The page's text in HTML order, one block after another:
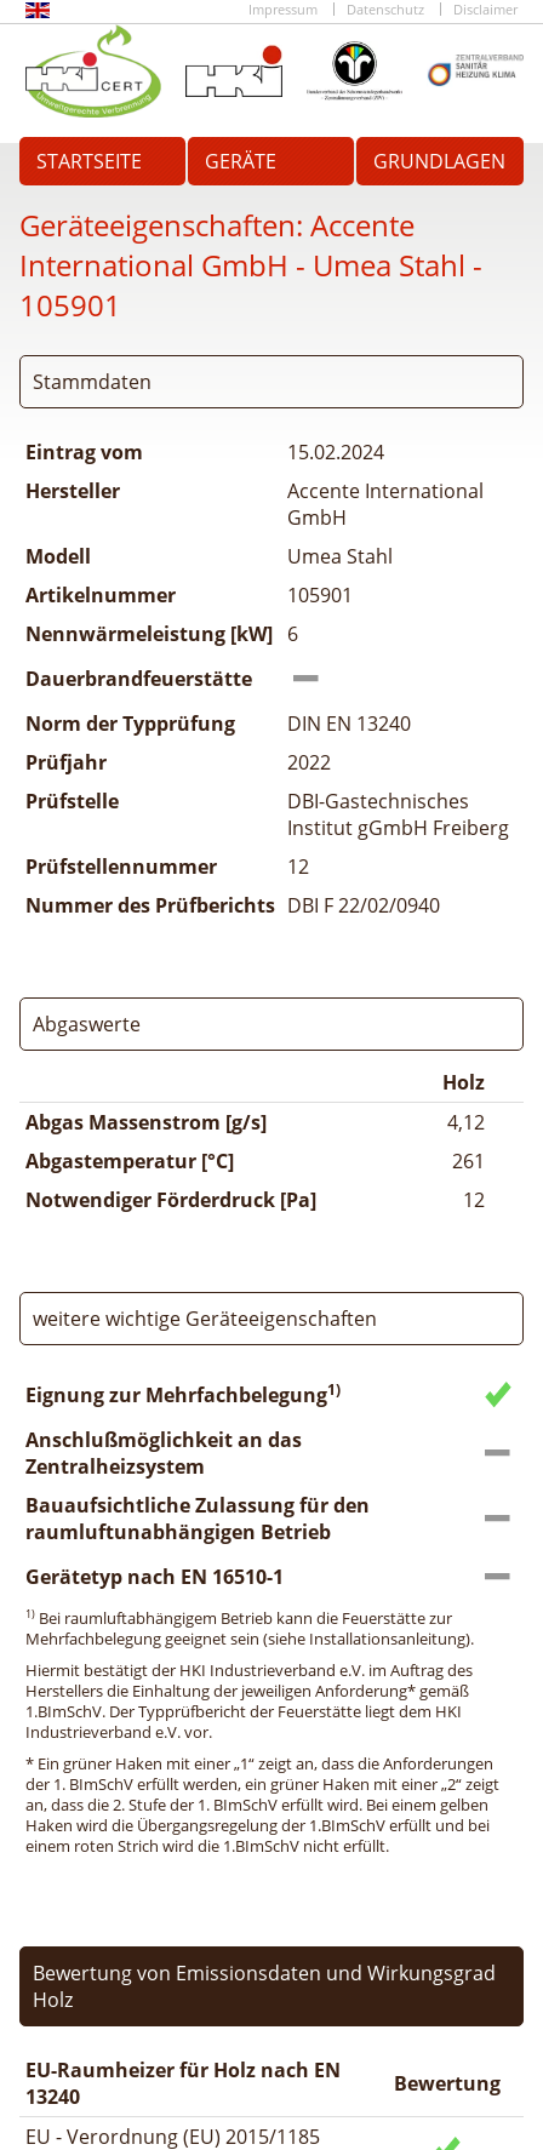
Impressum Datenschutz Disclaimer
STARTSEITE GERÄTE GRUNDLAGEN
Geräteeigenschaften: Accente
International GmbH - Umea Stahl -
105901
Stammdaten
Eintrag vom
15.02.2024
Hersteller
Accente International
GmbH
Modell
Umea Stahl
Artikelnummer
105901
Nennwärmeleistung [kW] 6
Dauerbrandfeuerstätte
Norm der Typprüfung
DIN EN 13240
Prüfjahr
2022
Prüfstelle
DBI-Gastechnisches
Institut gGmbH Freiberg
Prüfstellennummer
12
Nummer des Prüfberichts DBI F 22/02/0940
Abgaswerte
Holz
Abgas Massenstrom [g/s]
4,12
Abgastemperatur [°C]
261
Notwendiger Förderdruck [Pa]
12
weitere wichtige Geräteeigenschaften
Eignung zur Mehrfachbelegung1)
Anschlußmöglichkeit an das
Zentralheizsystem
Bauaufsichtliche Zulassung für den
raumluftunabhängigen Betrieb
Gerätetyp nach EN 16510-1
1) Bei raumluftabhängigem Betrieb kann die Feuerstätte zur
Mehrfachbelegung geeignet sein (siehe Installationsanleitung).
Hiermit bestätigt der HKI Industrieverband e.V. im Auftrag des
Herstellers die Einhaltung der jeweiligen Anforderung* gemäß
1.BImSchV. Der Typprüfbericht der Feuerstätte liegt dem HKI
Industrieverband e.V. vor.
* Ein grüner Haken mit einer „1“ zeigt an, dass die Anforderungen
der 1. BImSchV erfüllt werden, ein grüner Haken mit einer „2“ zeigt
an, dass die 2. Stufe der 1. BImSchV erfüllt wird. Bei einem gelben
Haken wird die Übergangsregelung der 1.BImSchV erfüllt und bei
einem roten Strich wird die 1.BImSchV nicht erfüllt.
Bewertung von Emissionsdaten und Wirkungsgrad
Holz
EU-Raumheizer für Holz nach EN
13240
Bewertung
EU - Verordnung (EU) 2015/1185